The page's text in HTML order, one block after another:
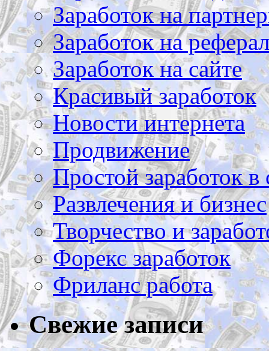
Заработок на
Заработок на
Заработок на сайте
Красивый заработок
Новости интернета
Продвижение
Простой заработок в
Развлечения и бизнес
Творчество и
Форекс заработок
Фриланс работа
Свежие записи